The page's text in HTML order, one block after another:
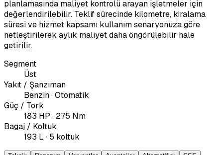
planlamasında maliyet kontrolü arayan işletmeler için
değerlendirilebilir. Teklif sürecinde kilometre, kiralama
süresi ve hizmet kapsamı kullanım senaryonuza göre
netleştirilerek aylık maliyet daha öngörülebilir hale
getirilir.
Segment
Üst
Yakıt / Şanzıman
Benzin · Otomatik
Güç / Tork
183 HP · 275 Nm
Bagaj / Koltuk
193 L · 5 koltuk